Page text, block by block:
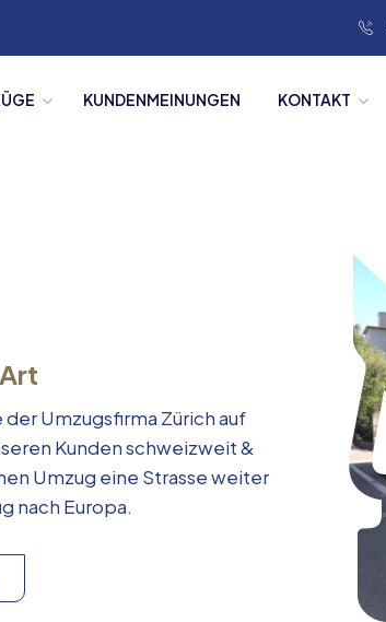
KUNDENMEINUNGEN KONTAKT
Umzugsfirma Zürich auf
Kunden schweizweit &
Umzug eine Strasse weiter
nach Europa.